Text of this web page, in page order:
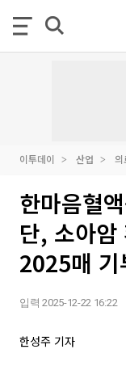
이투데이 산업
한마음혈
단, 소아암
2025매 기
입력 2025-12-22 16:22
한성주 기자